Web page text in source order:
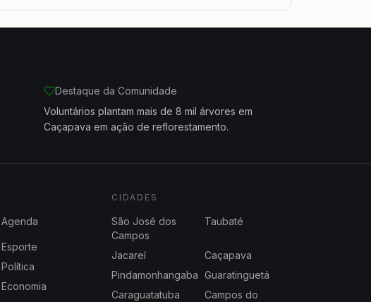
Destaque da Comunidade
Voluntários plantam mais de 8 mil árvores em
Caçapava em ação de reflorestamento.
Agenda
Esporte
Política
Economia
CIDADES
São José dos
Campos
Taubaté
Jacareí
Caçapava
Pindamonhangaba Guaratinguetá
Caraguatatuba
Campos do